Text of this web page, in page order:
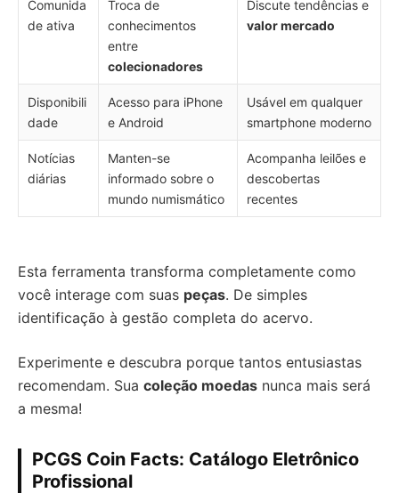
Comunida
de ativa
Troca de
conhecimentos
entre
colecionadores
Discute tendências e
valor mercado
Disponibili
dade
Acesso para iPhone
e Android
Usável em qualquer
smartphone moderno
Notícias
diárias
Manten-se
informado sobre o
mundo numismático
Acompanha leilões e
descobertas
recentes
Esta ferramenta transforma completamente como
você interage com suas peças. De simples
identificação à gestão completa do acervo.
Experimente e descubra porque tantos entusiastas
recomendam. Sua coleção moedas nunca mais será
a mesma!
PCGS Coin Facts: Catálogo Eletrônico
Profissional